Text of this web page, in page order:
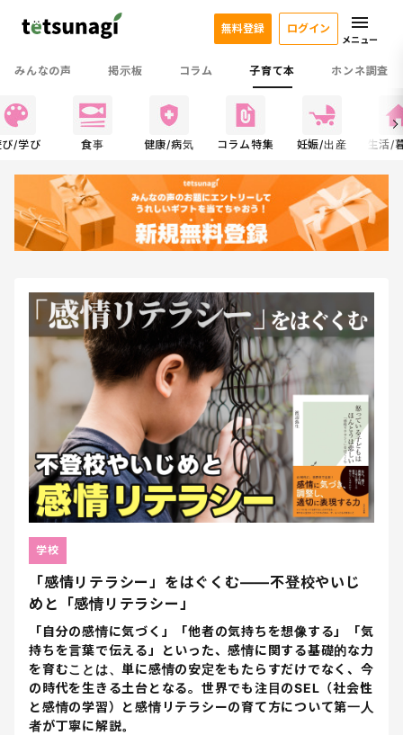
みんなの声 掲示板 コラム 子育て本 ホンネ調査
無料登録 ログイン
メニュー
び/学び 食事 健康/病気 コラム特集 妊娠/出産 生活/
「感情リテラシー」をはぐくむ――不登校やいじ
めと「感情リテラシー」
「自分の感情に気づく」「他者の気持ちを想像する」「気
持ちを言葉で伝える」といった、感情に関する基礎的な力
を育むことは、単に感情の安定をもたらすだけでなく、今
の時代を生きる土台となる。世界でも注目のSEL（社会性
と感情の学習）と感情リテラシーの育て方について第一人
者が丁寧に解説。
学校